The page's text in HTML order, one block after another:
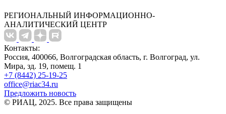
РЕГИОНАЛЬНЫЙ ИНФОРМАЦИОННО-
АНАЛИТИЧЕСКИЙ ЦЕНТР
Контакты:
Россия, 400066, Волгоградская область, г. Волгоград, ул.
Мира, зд. 19, помещ. 1
+7 (8442) 25-19-25
office@riac34.ru
Предложить новость
© РИАЦ, 2025. Все права защищены